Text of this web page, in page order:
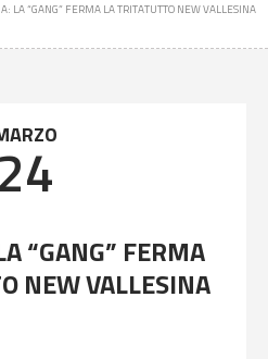
LA “GANG” FERMA LA TRITATUTTO NEW VALLESINA
24
“GANG” FERMA
NEW VALLESINA